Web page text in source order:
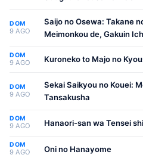
DOM
9 AGO
Saijo no Osewa: Takane
Meimonkou de, Gakuin
Osewa suru Koto ni
DOM
9 AGO Kuroneko to Majo no
DOM
9 AGO
Sekai Saikyou no Kouei:
Tansakusha
DOM
9 AGO Hanaori-san wa Tensei
DOM
9 AGO Oni no Hanayome